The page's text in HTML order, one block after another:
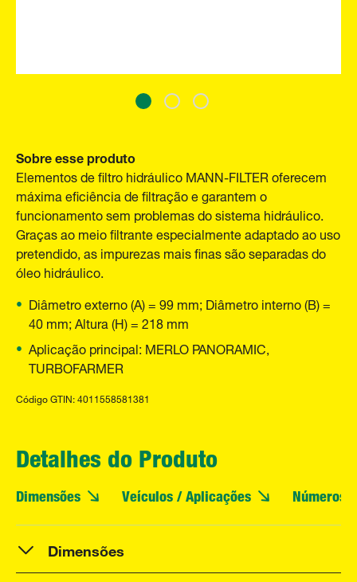
Sobre esse produto
Elementos de filtro hidráulico MANN-FILTER oferecem
máxima eficiência de filtração e garantem o
funcionamento sem problemas do sistema hidráulico.
Graças ao meio filtrante especialmente adaptado ao uso
pretendido, as impurezas mais finas são separadas do
óleo hidráulico.
Diâmetro externo (A) = 99 mm; Diâmetro interno (B) =
40 mm; Altura (H) = 218 mm
Aplicação principal: MERLO PANORAMIC,
TURBOFARMER
Código GTIN: 4011558581381
Detalhes do Produto
Dimensões Veículos / Aplicações Números
Dimensões